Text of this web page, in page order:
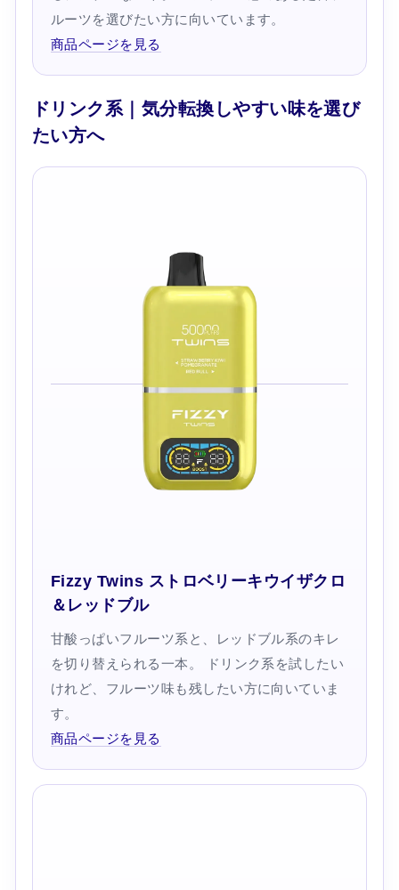
ルーツを選びたい方に向いています。
商品ページを見る
ドリンク系｜気分転換しやすい味を選び
たい方へ
Fizzy Twins ストロベリーキウイザクロ
＆レッドブル
甘酸っぱいフルーツ系と、レッドブル系のキレ
を切り替えられる一本。 ドリンク系を試したい
けれど、フルーツ味も残したい方に向いていま
す。
商品ページを見る